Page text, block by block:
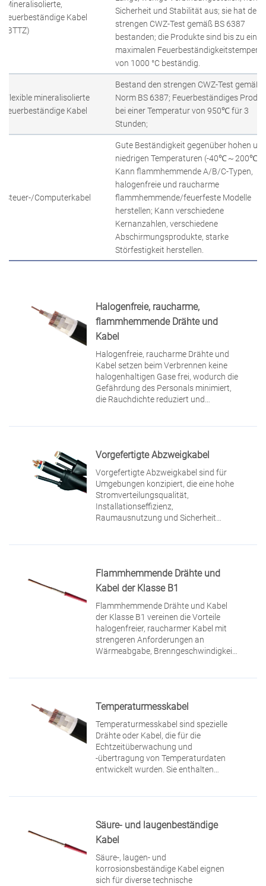
Mineralisolierte,
feuerbeständige Kabel
(BTTZ)
Sicherheit und Stabilität aus; sie hat den
strengen CWZ-Test gemäß BS 6387
bestanden; die Produkte sind bis zu einer
maximalen
von 1000 °C beständig.
Flexible mineralisolierte
feuerbeständige Kabel
Bestand den strengen CWZ-Test gemäß
Norm BS 6387; Feuerbeständiges
bei einer Temperatur von 950℃ für 3
Stunden;
Steuer-/Computerkabel
Gute Beständigkeit gegenüber hohen
niedrigen Temperaturen (-40℃～200℃);
Kann flammhemmende A/B/C-Typen,
halogenfreie und raucharme
flammhemmende/feuerfeste Modelle
herstellen; Kann verschiedene
Kernanzahlen, verschiedene
Abschirmungsprodukte, starke
Störfestigkeit herstellen.
Halogenfreie, raucharme,
flammhemmende Drähte und
Kabel
Halogenfreie, raucharme Drähte und
Kabel setzen beim Verbrennen keine
halogenhaltigen Gase frei, wodurch die
Gefährdung des Personals minimiert,
die Rauchdichte reduziert und
Vorgefertigte Abzweigkabel
Vorgefertigte Abzweigkabel sind für
Umgebungen konzipiert, die eine hohe
Stromverteilungsqualität,
Installationseffizienz,
Raumausnutzung und Sicherheit
Flammhemmende Drähte und
Kabel der Klasse B1
Flammhemmende Drähte und Kabel
der Klasse B1 vereinen die Vorteile
halogenfreier, raucharmer Kabel mit
strengeren Anforderungen an
Wärmeabgabe, Brenngeschwindigkeit
Temperaturmesskabel
Temperaturmesskabel sind spezielle
Drähte oder Kabel, die für die
Echtzeitüberwachung und
-übertragung von Temperaturdaten
entwickelt wurden. Sie enthalten
Schutzmänteln.
Säure- und laugenbeständige
Kabel
Säure-, laugen- und
korrosionsbeständige Kabel eignen
sich für diverse technische